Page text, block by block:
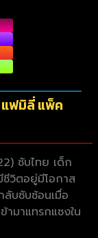
ฟมิลี่ แพ็ค
ซับไทย เด็ก
ชีวิตอยู่มีโอกาส
บซับซ้อนเมื่อ
ามาแทรกแซงใน